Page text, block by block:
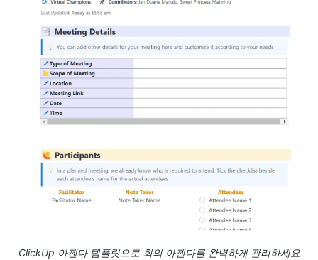
ClickUp 아젠다 템플릿으로 회의 아젠다를 완벽하게 관리하세요